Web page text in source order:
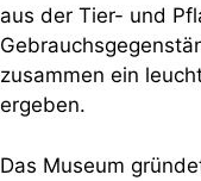
aus der Tier- und
zusammen ein
ergeben.
Das Museum